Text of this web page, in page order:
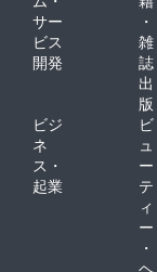
サー
ビス
開発
・
雑
誌
出
版
ビジ
ネ
ス・
起業
ビ
ュ
ー
テ
ィ
ー
・